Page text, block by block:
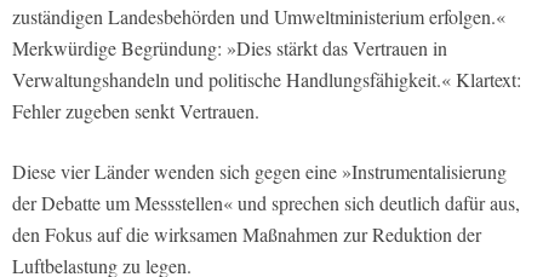
zuständigen Landesbehörden und Umweltministerium erfolgen.«
Merkwürdige Begründung: »Dies stärkt das Vertrauen in
Verwaltungshandeln und politische Handlungsfähigkeit.« Klartext:
Fehler zugeben senkt Vertrauen.
Diese vier Länder wenden sich gegen eine »Instrumentalisierung
der Debatte um Messstellen« und sprechen sich deutlich dafür aus,
den Fokus auf die wirksamen Maßnahmen zur Reduktion der
Luftbelastung zu legen.